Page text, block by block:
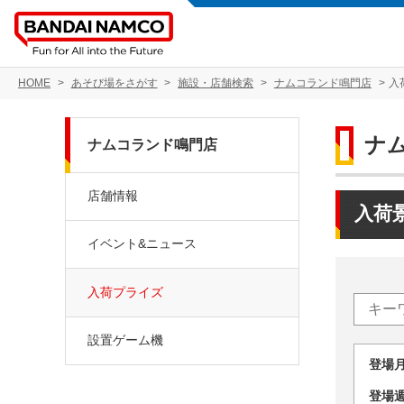
HOME あそび場をさがす 施設・店舗検索 ナムコランド鳴門店 入
ナ
入荷
登
登
ナムコランド鳴門店
店舗情報
イベント&ニュース
入荷プライズ
設置ゲーム機